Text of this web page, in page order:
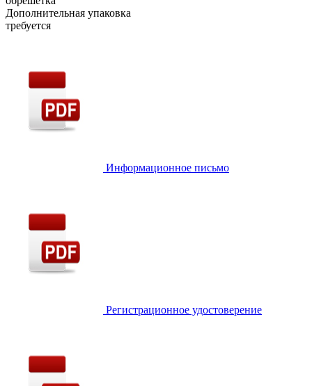
Дополнительная упаковка
требуется
Информационное письмо
Регистрационное удостоверение